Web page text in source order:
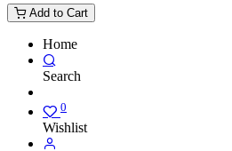
Add to Cart
Home
Search
0
Wishlist